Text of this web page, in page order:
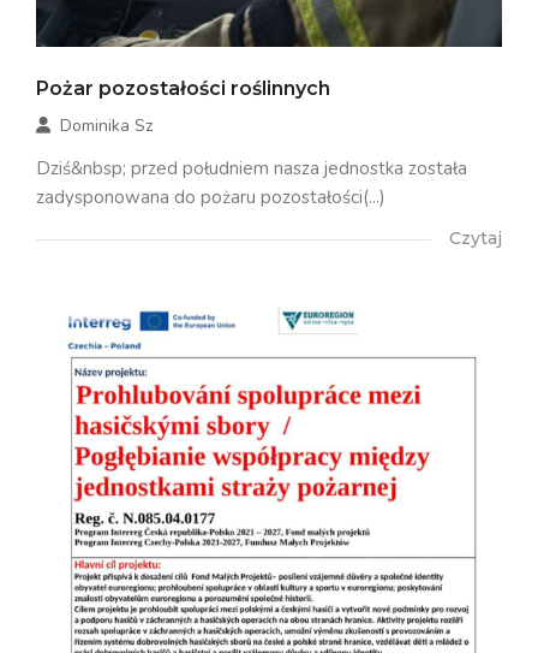
Pożar pozostałości roślinnych
Dominika Sz
Dziś&nbsp; przed południem nasza jednostka została
zadysponowana do pożaru pozostałości(...)
Czytaj